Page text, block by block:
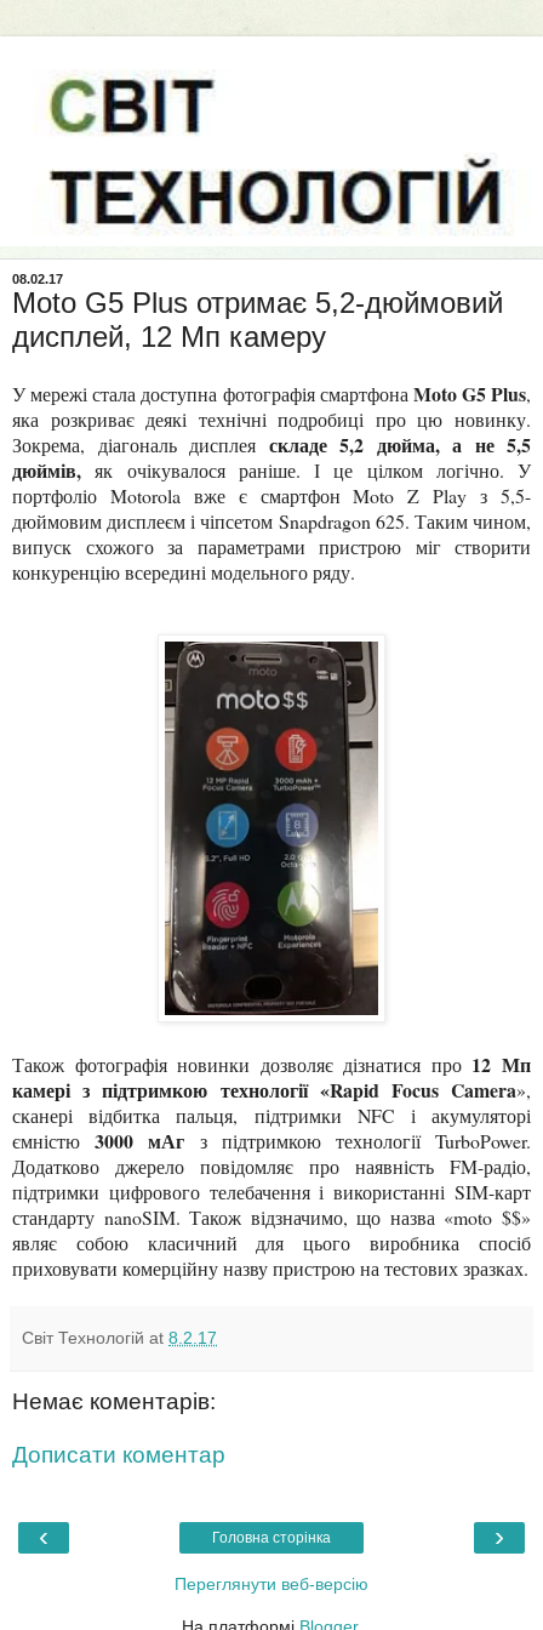
08.02.17
Moto G5 Plus отримає 5,2-дюймовий
дисплей, 12 Мп камеру
У мережі стала доступна фотографія смартфонаMoto G5 Plus,
яка розкриває деякі технічні подробиці про цю новинку.
Зокрема, діагональ дисплея складе 5,2 дюйма, а не 5,5
дюймів,як очікувалося раніше. І це цілком логічно. У
портфоліо Motorola вже є смартфон Moto Z Play з 5,5-
дюймовим дисплеєм і чіпсетом Snapdragon 625. Таким чином,
випуск схожого за параметрами пристрою міг створити
конкуренцію всередині модельного ряду.
Також фотографія новинки дозволяє дізнатися про 12 Мп
камері з підтримкою технології «Rapid Focus Camera»,
сканері відбитка пальця, підтримки NFC і акумуляторі
ємністю 3000 мАг з підтримкою технології TurboPower.
Додатково джерело повідомляє про наявність FM-радіо,
підтримки цифрового телебачення і використанні SIM-карт
стандарту nanoSIM. Також відзначимо, що назва «moto $$»
являє собою класичний для цього виробника спосіб
приховувати комерційну назву пристрою на тестових зразках.
Світ Технологій at 8.2.17
Немає коментарів:
Дописати коментар
‹ ›
Головна сторінка
Переглянути веб-версію